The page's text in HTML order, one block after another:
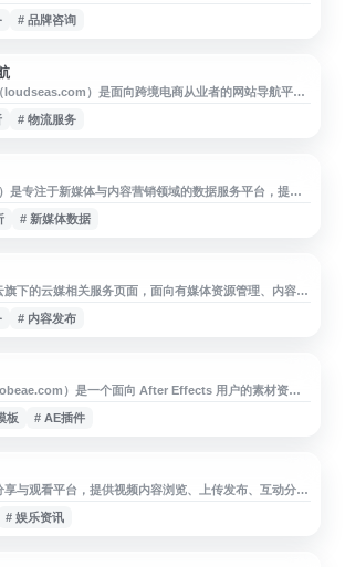
策划、管理服务及相关业务信息。用户可通过该网站了
、案例内容及联系方式，适合需要品牌建设、品牌管理
# 品牌咨询
loudseas.com）是面向跨境电商从业者的网站导航平
品、平台工具、物流、营销、数据分析等相关资源，方
务与行业网站。适合卖家、运营人员及跨境电商学习者
# 物流服务
是专注于新媒体与内容营销领域的数据服务平台，提供
源分析、行业榜单、营销洞察等相关服务。网站面向品
者，帮助用户了解社交媒体账号影响力、内容传播表现
# 新媒体数据
旗下的云媒相关服务页面，面向有媒体资源管理、内容发
供信息入口。页面可用于了解九章云媒宝的产品定位、
适合企业、机构或个人在进行数字媒体运营、品牌传播
# 内容发布
）是一个面向 After Effects 用户的素材资源
板、AE插件、AE软件、AE免费模板、AE教程及相关模
合多类可下载资源，适合视频剪辑、动画制作、片头包
板 # AE插件
与观看平台，提供视频内容浏览、上传发布、互动分享
拍发现生活、娱乐、资讯等类型的短视频内容，适合用
展示和社交分享场景。
# 娱乐资讯